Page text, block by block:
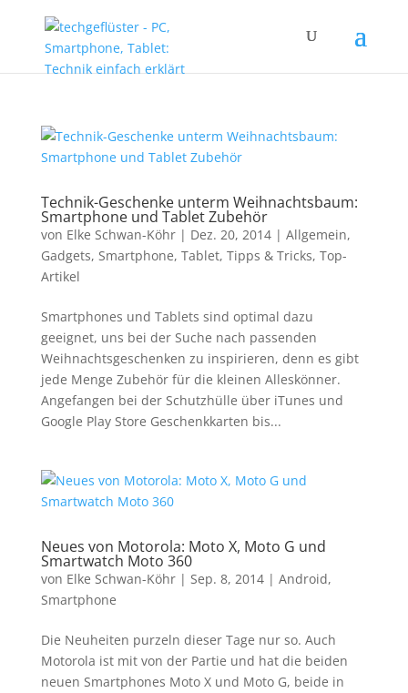
Technik-Geschenke unterm Weihnachtsbaum:
Smartphone und Tablet Zubehör
von Elke Schwan-Köhr| Dez. 20, 2014| Allgemein,
Gadgets, Smartphone, Tablet, Tipps & Tricks, Top-
Artikel
Smartphones und Tablets sind optimal dazu
geeignet, uns bei der Suche nach passenden
Weihnachtsgeschenken zu inspirieren, denn es gibt
jede Menge Zubehör für die kleinen Alleskönner.
Angefangen bei der Schutzhülle über iTunes und
Google Play Store Geschenkkarten bis...
Neues von Motorola: Moto X, Moto G und
Smartwatch Moto 360
von Elke Schwan-Köhr| Sep. 8, 2014| Android,
Smartphone
Die Neuheiten purzeln dieser Tage nur so. Auch
Motorola ist mit von der Partie und hat die beiden
neuen Smartphones Moto X und Moto G, beide in